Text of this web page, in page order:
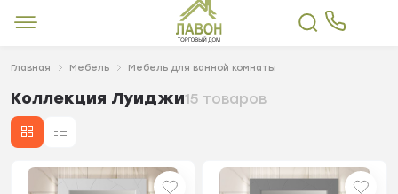
Главная Мебель Мебель для ванной комнаты
Коллекция Луиджи15 товаров